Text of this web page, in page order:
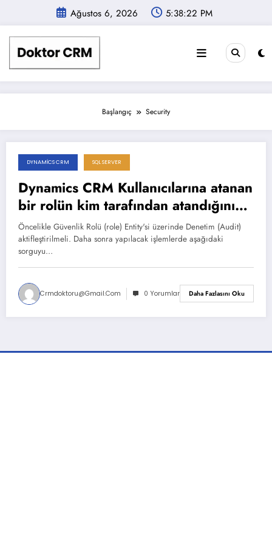
Ağustos 6, 2026 5:38:22 PM
Başlangıç Security
Kasım 25, 2025
DYNAMICS CRM SQL SERVER
Dynamics CRM Kullanıcılarına atanan
bir rolün kim tarafından atandığının
SQL ile sorgulanması.
Öncelikle Güvenlik Rolü (role) Entity'si üzerinde Denetim (Audit)
aktifleştirilmeli. Daha sonra yapılacak işlemlerde aşağıdaki
sorguyu…
Crmdoktoru@gmail.com 0 Yorumlar Daha Fazlasını Oku